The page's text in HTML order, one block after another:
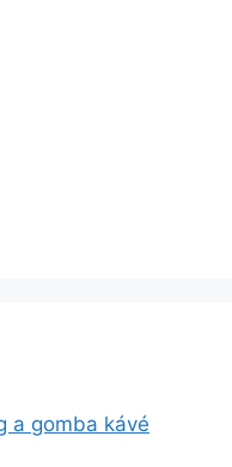
a gomba kávé